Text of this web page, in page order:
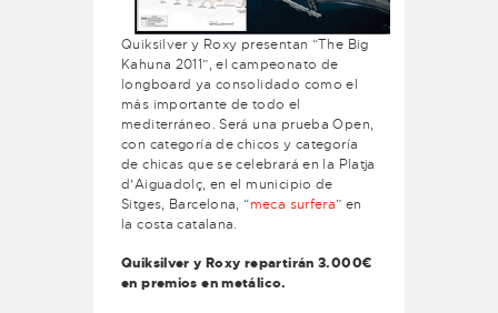
Quiksilver y Roxy presentan “The Big
Kahuna 2011”, el campeonato de
longboard ya consolidado como el
más importante de todo el
mediterráneo. Será una prueba Open,
con categoría de chicos y categoría
de chicas que se celebrará en la Platja
d’Aiguadolç, en el municipio de
Sitges, Barcelona, “meca surfera” en
la costa catalana.
Quiksilver y Roxy repartirán 3.000€
en premios en metálico.